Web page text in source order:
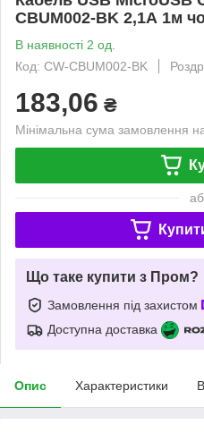
CBUM002-BK 2,1А 1м
В наявності 2 од.
Код: CW-CBUM002-BK
183,06 ₴
Мінімальна сума замовлення
Що таке купити з Пром?
Замовлення під захистом
Доступна доставка
Опис Характеристики